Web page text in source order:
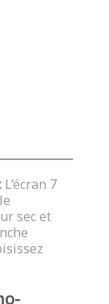
L’écran 7
sec et